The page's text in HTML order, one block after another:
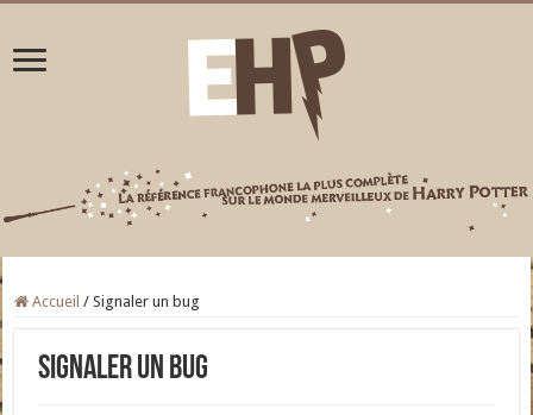
Accueil / Signaler un bug
Signaler un bug